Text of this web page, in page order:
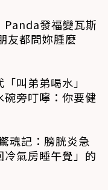
Panda發福變瓦斯
友都問妳腫麼
叫弟弟喝水」
碗旁叮嚀：你要健
魂記：膀胱炎急
氣房睡午覺」的